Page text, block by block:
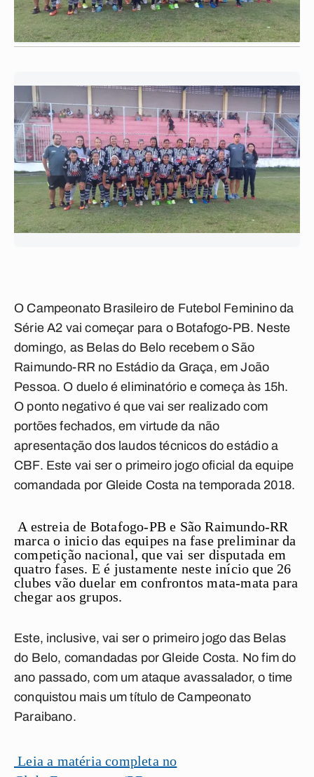
O Campeonato Brasileiro de Futebol Feminino da
Série A2 vai começar para o Botafogo-PB. Neste
domingo, as Belas do Belo recebem o São
Raimundo-RR no Estádio da Graça, em João
Pessoa. O duelo é eliminatório e começa às 15h.
O ponto negativo é que vai ser realizado com
portões fechados, em virtude da não
apresentação dos laudos técnicos do estádio a
CBF. Este vai ser o primeiro jogo oficial da equipe
comandada por Gleide Costa na temporada 2018.
A estreia de Botafogo-PB e São Raimundo-RR
marca o inicio das equipes na fase preliminar da
competição nacional, que vai ser disputada em
quatro fases. E é justamente neste início que 26
clubes vão duelar em confrontos mata-mata para
chegar aos grupos.
Este, inclusive, vai ser o primeiro jogo das Belas
do Belo, comandadas por Gleide Costa. No fim do
ano passado, com um ataque avassalador, o time
conquistou mais um título de Campeonato
Paraibano.
Leia a matéria completa no